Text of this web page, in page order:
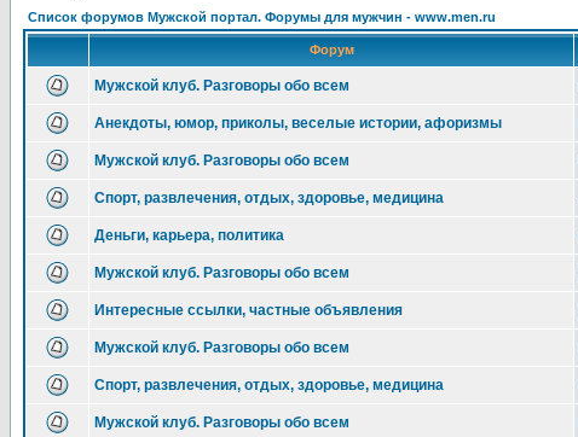
Список форумов Мужской портал. Форумы для мужчин - www.men.ru
Форум
Мужской клуб. Разговоры обо всем
Анекдоты, юмор, приколы, веселые истории, афоризмы
Мужской клуб. Разговоры обо всем
Спорт, развлечения, отдых, здоровье, медицина
Деньги, карьера, политика
Мужской клуб. Разговоры обо всем
Интересные ссылки, частные объявления
Мужской клуб. Разговоры обо всем
Спорт, развлечения, отдых, здоровье, медицина
Мужской клуб. Разговоры обо всем